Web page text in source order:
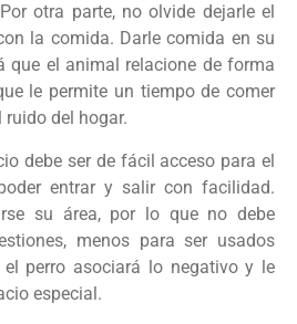
otra parte, no olvide dejarle el
la comida. Darle comida en su
que el animal relacione de forma
le permite un tiempo de comer
ruido del hogar.
debe ser de fácil acceso para el
entrar y salir con facilidad.
su área, por lo que no debe
menos para ser usados
perro asociará lo negativo y le
especial.